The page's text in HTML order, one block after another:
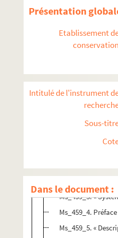
Présentation
Etablissement
conservation
Intitulé de l'instrument
Sous-
Dans le document :
Ms_210. « Pièces
Ms_213. Mélanges
Ms_214. Recueil
Ms_216. Recueil
Ms_217. Recueil
Ms_459_2. «
Ms_459_3. «
Ms_459_4.
Ms_459_5. «